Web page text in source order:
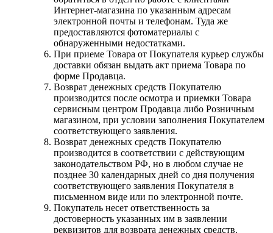
Интернет-магазина по указанным адресам
электронной почты и телефонам. Туда же
предоставляются фотоматериалы с
обнаруженными недостатками.
При приеме Товара от Покупателя курьер службы
доставки обязан выдать акт приема Товара по
форме Продавца.
Возврат денежных средств Покупателю
производится после осмотра и приемки Товара
сервисным центром Продавца либо Розничным
магазином, при условии заполнения Покупателем
соответствующего заявления.
Возврат денежных средств Покупателю
производится в соответствии с действующим
законодательством РФ, но в любом случае не
позднее 30 календарных дней со дня получения
соответствующего заявления Покупателя в
письменном виде или по электронной почте.
Покупатель несет ответственность за
достоверность указанных им в заявлении
реквизитов для возврата денежных средств.